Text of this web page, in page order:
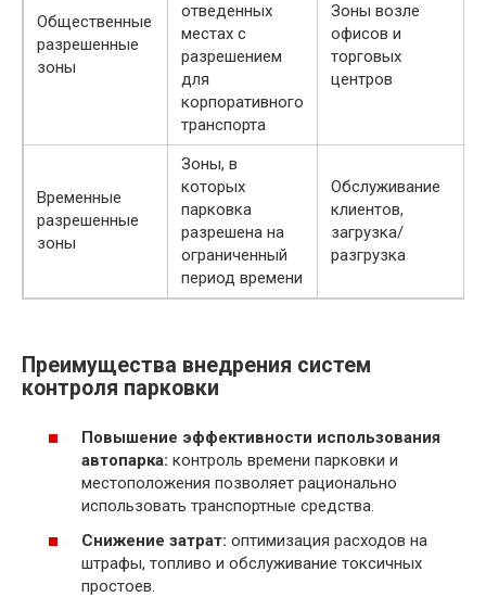
Общественные
разрешенные
зоны
отведенных
местах с
разрешением
для
корпоративного
транспорта
Зоны возле
офисов и
торговых
центров
Временные
разрешенные
зоны
Зоны, в
которых
парковка
разрешена на
ограниченный
период времени
Обслуживание
клиентов,
загрузка/
разгрузка
Преимущества внедрения систем
контроля парковки
Повышение эффективности использования
автопарка: контроль времени парковки и
местоположения позволяет рационально
использовать транспортные средства.
Снижение затрат: оптимизация расходов на
штрафы, топливо и обслуживание токсичных
простоев.